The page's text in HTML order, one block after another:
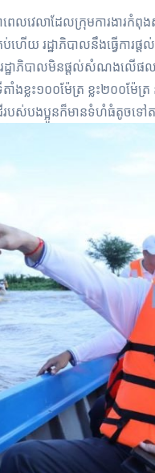
ពេលវេលា​ដែល​ក្រុមការងារ​
ើយ រដ្ឋាភិបាល​នឹង​ធ្វើ​កា
ដ្ឋាភិបាលមិន​ផ្ដល់​សំណង​​លើ
ខ្លះ​១០០​ម៉ែត្រ ខ្លះ​២០០​ម៉ែត្
របស់បងប្អូនក៏មានទំហំធំតូច​ទៅត